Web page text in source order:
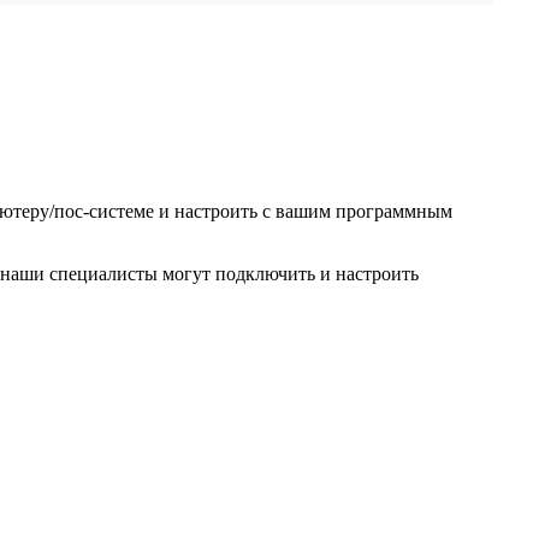
пос-системе и настроить с вашим программным
специалисты могут подключить и настроить